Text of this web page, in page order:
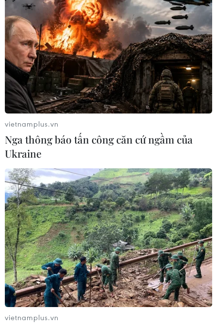
vietnamplus.vn
Nga thông báo tấn công căn cứ ngầm của
Ukraine
vietnamplus.vn